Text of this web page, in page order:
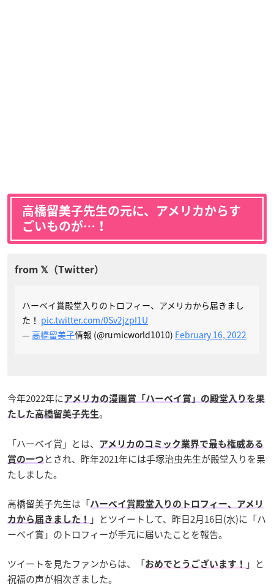
高橋留美子先生の元に、アメリカからす
ごいものが…！
ハーベイ賞殿堂入りのトロフィー、アメリカから届きまし
た！ pic.twitter.com/0Sv2jzpI1U
— 高橋留美子情報 (@rumicworld1010) February 16, 2022
今年2022年にアメリカの漫画賞「ハーベイ賞」の殿堂入りを果
たした高橋留美子先生。
「ハーベイ賞」とは、
アメリカのコミック業界で最も権威ある
賞の一つ とされ、昨年2021年には手塚治虫先生が殿堂入りを果
たしました。
高橋留美子先生は「ハーベイ賞殿堂入りのトロフィー、アメリ
カから届きました！
」とツイートして、昨日2月16日(水)に「ハ
ーベイ賞」のトロフィーが手元に届いたことを報告。
ツイートを見たファンからは、「おめでとうございます！
」と
祝福の声が相次ぎました。